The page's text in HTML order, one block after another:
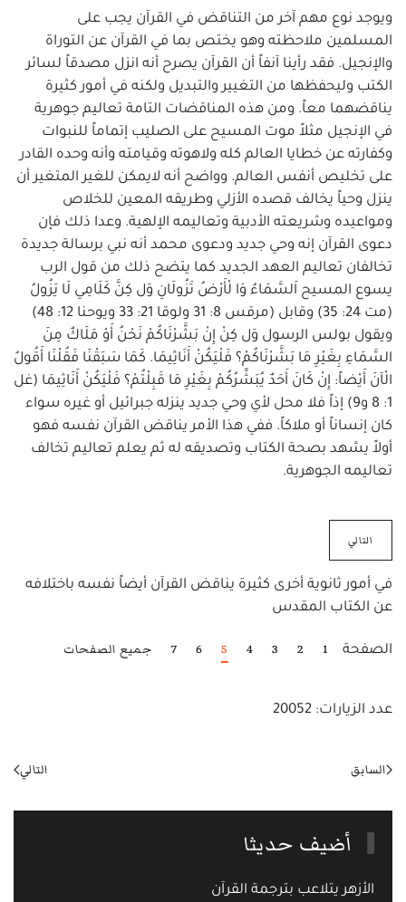
ويوجد نوع مهم آخر من التناقض في القرآن يجب على
المسلمين ملاحظته وهو يختص بما في القرآن عن التوراة
والإنجيل. فقد رأينا آنفاً أن القرآن يصرح أنه انزل مصدقاً لسائر
الكتب وليحفظها من التغيير والتبديل ولكنه في أمور كثيرة
يناقضهما معاً. ومن هذه المناقضات التامة تعاليم جوهرية
في الإنجيل مثلاً موت المسيح على الصليب إتماماً للنبوات
وكفارته عن خطايا العالم كله ولاهوته وقيامته وأنه وحده القادر
على تخليص أنفس العالم. وواضح أنه لايمكن للغير المتغير أن
ينزل وحياً يخالف قصده الأزلي وطريقه المعين للخلاص
ومواعيده وشريعته الأدبية وتعاليمه الإلهية. وعدا ذلك فإن
دعوى القرآن إنه وحي جديد ودعوى محمد أنه نبي برسالة جديدة
تخالفان تعاليم العهد الجديد كما يتضح ذلك من قول الرب
يسوع المسيح اَلسَّمَاءُ وَا لْأَرْضُ تَزُولَانِ وَل كِنَّ كَلَامِي لَا يَزُولُ
(مت 24: 35) وقابل (مرقس 8: 31 ولوقا 21: 33 ويوحنا 12: 48)
ويقول بولس الرسول وَل كِنْ إِنْ بَشَّرْنَاكُمْ نَحْنُ أَوْ مَلَاكٌ مِنَ
السَّمَاءِ بِغَيْرِ مَا بَشَّرْنَاكُمْ؟ فَلْيَكُنْ أَنَاثِيمَا. كَمَا سَبَقْنَا فَقُلْنَا أَقُولُ
الْآنَ أَيْضاً: إِنْ كَانَ أَحَدٌ يُبَشِّرُكُمْ بِغَيْرِ مَا قَبِلْتُمْ؟ فَلْيَكُنْ أَنَاثِيمَا (غل
1: 8 و9) إذاً فلا محل لأي وحي جديد ينزله جبرائيل أو غيره سواء
كان إنساناً أو ملاكاً. ففي هذا الأمر يناقض القرآن نفسه فهو
أولاً يشهد بصحة الكتاب وتصديقه له ثم يعلم تعاليم تخالف
تعاليمه الجوهرية.
التالي
في أمور ثانوية أخرى كثيرة يناقض القرآن أيضاً نفسه باختلافه
عن الكتاب المقدس
الصفحة 1
2
3
4
5
6
7 جميع الصفحات
عدد الزيارات: 20052
السابق التالي
أضيف حديثا
الأزهر يتلاعب بترجمة القرآن